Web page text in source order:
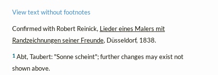
View text without footnotes
Confirmed with Robert Reinick, Lieder eines Malers mit
Randzeichnungen seiner Freunde, Düsseldorf, 1838.
1Abt, Taubert: "Sonne scheint"; further changes may exist not
shown above.